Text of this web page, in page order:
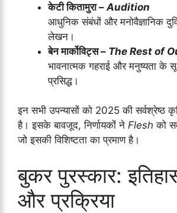
केटी कितामुरा – Audition
आधुनिक संबंधों और मनोवैज्ञानिक
लेखन।
बेन मार्कोविट्स – The Rest of
भावनात्मक गहराई और मनुष्यता के
प्रसिद्ध।
इन सभी उपन्यासों को 2025 की सर्वश्रेष्ठ
है। इसके बावजूद, निर्णायकों ने Flesh को
जो इसकी विशिष्टता का प्रमाण है।
बुकर पुरस्कार:
और प्रक्रिया